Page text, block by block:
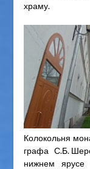
храму.
Колокольня
графа С.Б.
нижнем